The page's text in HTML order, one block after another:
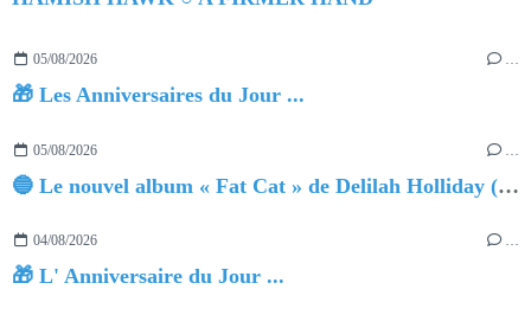
05/08/2026 …
🎁 Les Anniversaires du Jour ...
05/08/2026
🔵 Le nouvel album « Fat Cat » de Delilah Holliday (sortie le 30 Octobre 2026)
04/08/2026 …
🎁 L' Anniversaire du Jour ...